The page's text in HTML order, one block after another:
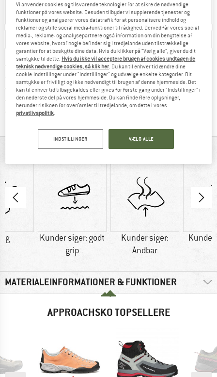
PRODUKTET KAN IKKE LÆNGERE LEVERES
HUSKE SAMMENLIGNE
Portofri fra 69 € (DK)Find oplysninger om forsendelse her!
100 dages returretGå til returretten her Åbnes i en infoboks
> 4.000.000 tilfredse kunder
Alle artikler på lager
Vi er Trustpilot-certificeret - oplysningerne får du
ALT I OVERBLIK
g
Kunder siger: godt
grip
Kunder siger:
Åndbar
Kunder
MATERIALEINFORMATIONER & FUNKTIONER
APPROACHSKO TOPSELLERE
Vi anvender cookies og tilsvarende teknologier for at sikre de nødvendige
funktioner på vores website. Desuden tilbyder vi supplerende tjenester og
funktioner og analyserer vores datatrafik for at personalisere indhold og
reklamer og stille social media-funktioner til rådighed. Derved får vores social
media-, reklame- og analysepartnere også information om din benyttelse af
vores website, hvoraf nogle befinder sig i tredjelande uden tilstrækkelige
garantier for at beskytte dine data. Hvis du klikker på "Vælg alle", giver du dit
samtykke til dette. Hvis du ikke vil acceptere brugen af cookies undtagen de
teknisk nødvendige cookies, så klik her. Du kan til enhver tid ændre dine
cookie-indstillinger under "Indstillinger" og udvælge enkelte kategorier. Dit
samtykke er frivilligt og ikke nødvendigt til brugen af denne hjemmeside. Det
kan til enhver tid tilbagekaldes eller gives for første gang under "Indstillinger" i
den nederste del på vores hjemmeside. Du kan finde flere oplysninger,
herunder risikoen for overførsler til tredjelande, om dette i vores
privatlivspolitik.
INDSTILLINGER VÆLG ALLE